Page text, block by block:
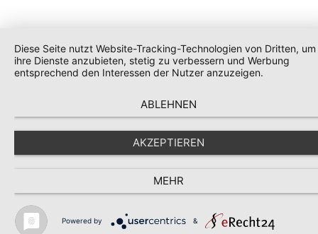
Diese Seite nutzt Website-Tracking-Technologien von Dritten, um
ihre Dienste anzubieten, stetig zu verbessern und Werbung
entsprechend den Interessen der Nutzer anzuzeigen.
ABLEHNEN
AKZEPTIEREN
MEHR
Powered by &